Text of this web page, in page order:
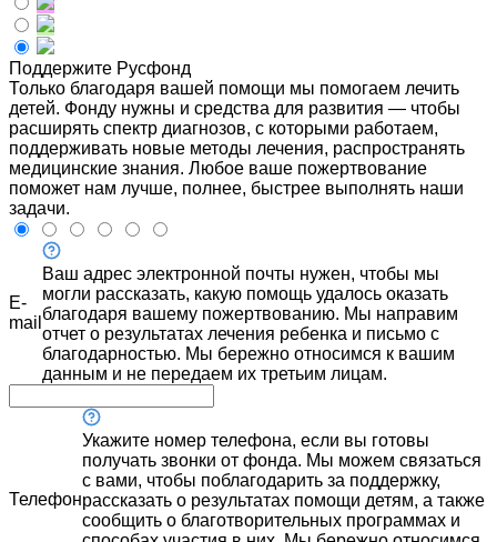
Поддержите Русфонд
Только благодаря вашей помощи мы помогаем лечить
детей. Фонду нужны и средства для развития — чтобы
расширять спектр диагнозов, с которыми работаем,
поддерживать новые методы лечения, распространять
медицинские знания. Любое ваше пожертвование
поможет нам лучше, полнее, быстрее выполнять наши
задачи.
E-
mail
Ваш адрес электронной почты нужен, чтобы мы
могли рассказать, какую помощь удалось оказать
благодаря вашему пожертвованию. Мы направим
отчет о результатах лечения ребенка и письмо с
благодарностью. Мы бережно относимся к вашим
данным и не передаем их третьим лицам.
Телефон
Укажите номер телефона, если вы готовы
получать звонки от фонда. Мы можем связаться
с вами, чтобы поблагодарить за поддержку,
рассказать о результатах помощи детям, а также
сообщить о благотворительных программах и